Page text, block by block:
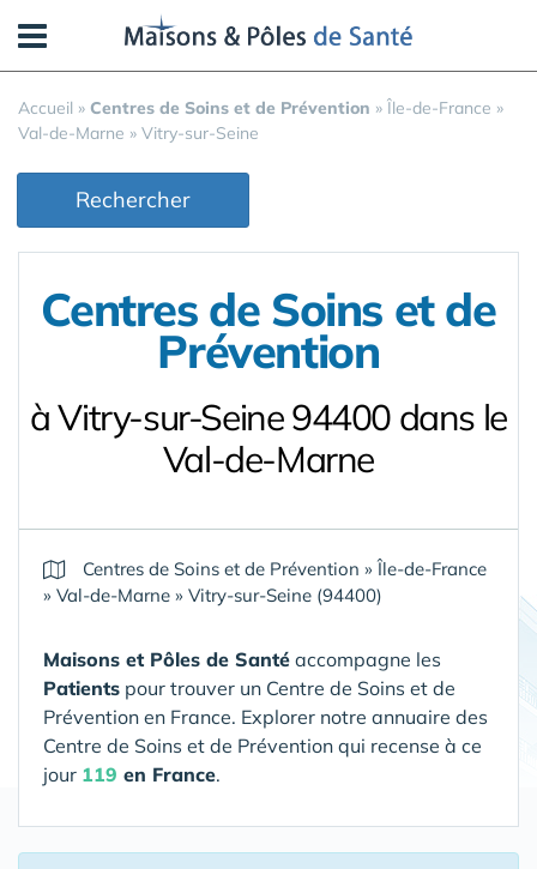
Accueil » Centres de Soins et de Prévention » Île-de-France »
Val-de-Marne » Vitry-sur-Seine
Rechercher
Centres de Soins et de
Prévention
à Vitry-sur-Seine 94400 dans le
Val-de-Marne
Centres de Soins et de Prévention »Île-de-France
» Val-de-Marne » Vitry-sur-Seine (94400)
Maisons et Pôles de Santé accompagne les
Patients pour trouver un Centre de Soins et de
Prévention en France. Explorer notre annuaire des
Centre de Soins et de Prévention qui recense à ce
jour 119 en France.
Panneau de gestion des cookies